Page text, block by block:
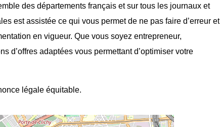
des départements français et sur tous les journaux et
est assistée ce qui vous permet de ne pas faire d’erreur et
en vigueur. Que vous soyez entrepreneur,
d’offres adaptées vous permettant d’optimiser votre
légale équitable.